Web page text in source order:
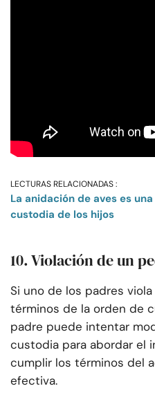
LECTURAS RELACIONADAS :
La anidación de aves es
custodia de los hijos
10. Violación de un
Si uno de los padres
términos de la orden de
padre puede intentar
custodia para abordar el
cumplir los términos del
efectiva.